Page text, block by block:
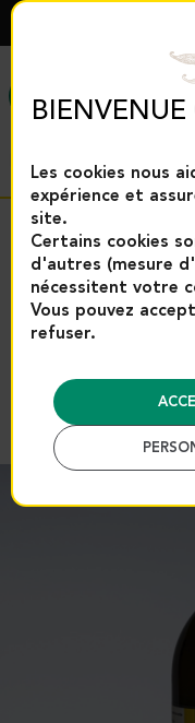
Les cookies nous
expérience et
site.
Certains cookies
d'autres (mesure
nécessitent votre
Vous pouvez
refuser.
MENU
Retour
Accueil
Produits
Extraits et arômes
BIO sans
Référence :